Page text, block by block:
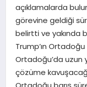
KRIPTO HABER
açıklamalarda
görevine geldiği
belirtti ve yakında
Trump’ın
Ortadoğu’da uzun
çözüme